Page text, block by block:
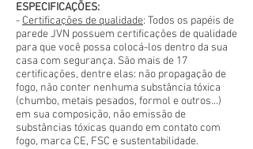
ESPECIFICAÇÕES:
- Certificações de qualidade: Todos os papéis de
parede JVN possuem certificações de qualidade
para que você possa colocá-los dentro da sua
casa com segurança. São mais de 17
certificações, dentre elas: não propagação de
fogo, não conter nenhuma substância tóxica
(chumbo, metais pesados, formol e outros...)
em sua composição, não emissão de
substâncias tóxicas quando em contato com
fogo, marca CE, FSC e sustentabilidade.